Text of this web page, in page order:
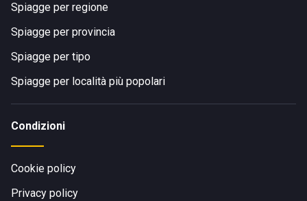
Spiagge per regione
Spiagge per provincia
Spiagge per tipo
Spiagge per località più popolari
Condizioni
Cookie policy
Privacy policy